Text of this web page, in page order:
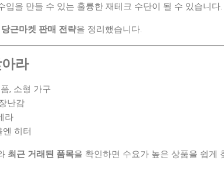
입을 만들 수 있는 훌륭한 재테크 수단이 될 수 있습니다.
당근마켓 판매 전략을 정리했습니다.
라
, 소형 가구
난감
라
엔 히터
최근 거래된 품목을 확인하면 수요가 높은 상품을 쉽게